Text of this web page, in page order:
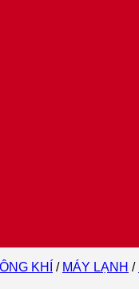
KHÍ / MÁY LẠNH /